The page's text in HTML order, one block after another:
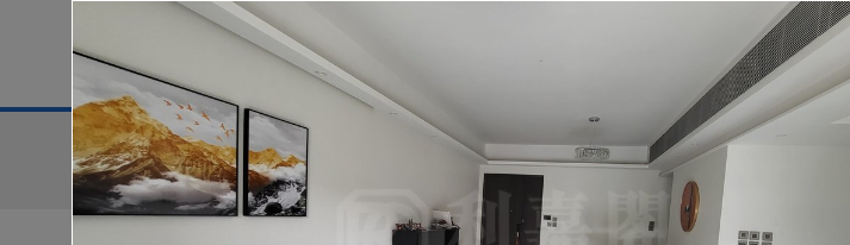
豪宅成交
地區 類別
搜尋條件: 售盤